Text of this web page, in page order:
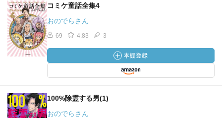
コミケ童話全集4
おのでらさん
69 4.83 3
100%除霊する男(1)
おのでらさん